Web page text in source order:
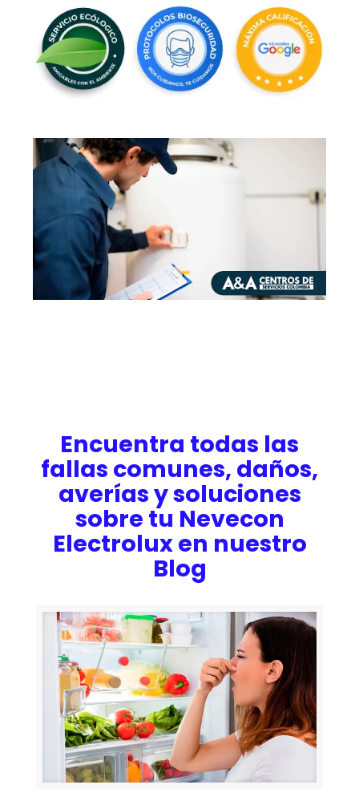
Encuentra todas las
fallas comunes, daños,
averías y soluciones
sobre tu Nevecon
Electrolux en nuestro
Blog